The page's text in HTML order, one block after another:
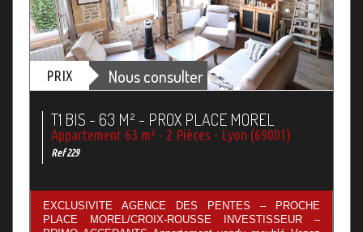
PRIX Nous consulter
T1 BIS - 63 M² - PROX PLACE MOREL
Appartement 63 m² - 2 Pièces - Lyon (69001)
Ref 229
EXCLUSIVITE AGENCE DES PENTES – PROCHE
PLACE MOREL/CROIX-ROUSSE INVESTISSEUR –